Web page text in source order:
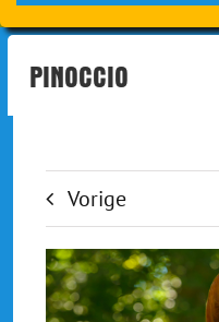
PINOCCIO
Vorige